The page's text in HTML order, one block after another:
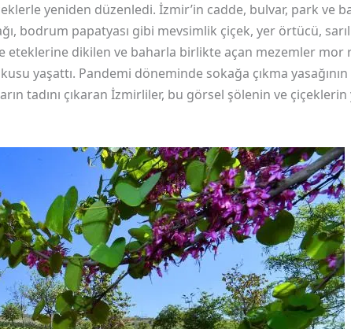
yeniden düzenledi. İzmir’in cadde, bulvar, park ve
bodrum papatyası gibi mevsimlik çiçek, yer örtücü,
dikilen ve baharla birlikte açan mezemler mor
yaşattı. Pandemi döneminde sokağa çıkma yasağının
tadını çıkaran İzmirliler, bu görsel şölenin ve çiçeklerin